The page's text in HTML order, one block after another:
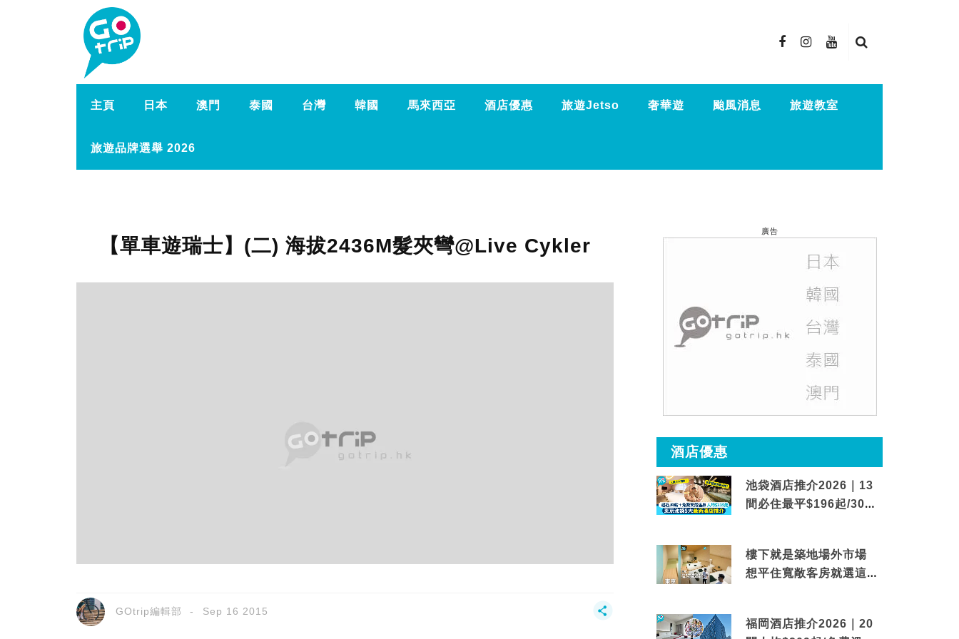
主頁 日本 澳門 泰國 台灣 韓國 馬來西亞 酒店優惠 旅遊Jetso 奢華遊 颱風消息 旅遊教室
旅遊品牌選舉 2026
【單車遊瑞士】(二) 海拔2436M髮夾彎@Live Cykler
GOtrip編輯部 Sep 16 2015
廣告
酒店優惠
池袋酒店推介2026｜13
間必住最平$196起/30秒
樓下就是築地場外市場
想平住寬敞客房就選這間
福岡酒店推介2026｜20